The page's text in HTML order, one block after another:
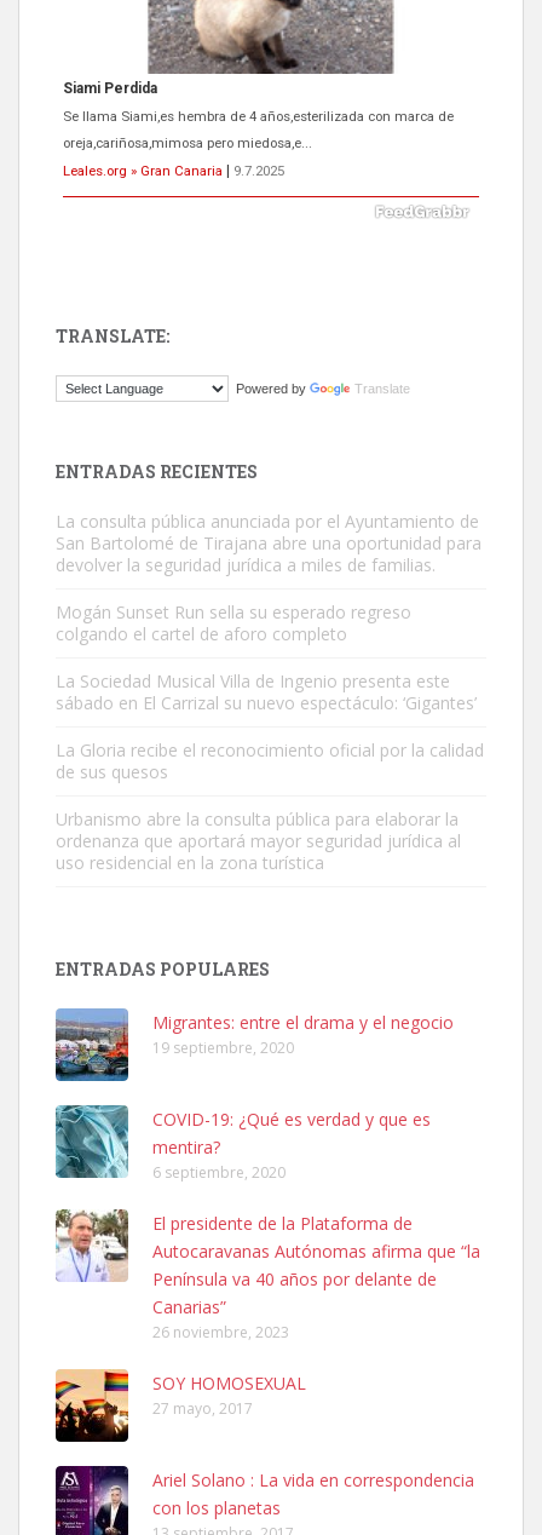
Siami Perdida
Se llama Siami,es hembra de 4 años,esterilizada con marca de
oreja,cariñosa,mimosa pero miedosa,e...
Leales.org » Gran Canaria
9.7.2025
El ayuntamiento se va a llevar a Los Gatos callejeros de la zona los
Gato manso encontrado
Este gato macho ha aparecido en la calle hace menos de un mes,
es muy manso y extremadamente cari...
Leales.org » Gran Canaria
SHIBA PERDIDO AVDA JOSE MESA Y LOPEZ
PERRO MACHO RAZA SHIBA CON MICROCHIP PERDIDO HOY
06/07/2025 ZONA MESA Y LOPEZ. ES MUY ASUSTADIZO
Leales.org » Gran Canaria
6.7.2025
Ninfa perdida
El día 5 se los perdió una ninfa papillera, asustada tiene miedo a la
TRANSLATE:
Powered by Translate
ENTRADAS RECIENTES
La consulta pública anunciada por el Ayuntamiento de
San Bartolomé de Tirajana abre una oportunidad para
devolver la seguridad jurídica a miles de familias.
Mogán Sunset Run sella su esperado regreso
colgando el cartel de aforo completo
La Sociedad Musical Villa de Ingenio presenta este
sábado en El Carrizal su nuevo espectáculo: ‘Gigantes’
La Gloria recibe el reconocimiento oficial por la calidad
de sus quesos
Urbanismo abre la consulta pública para elaborar la
ordenanza que aportará mayor seguridad jurídica al
uso residencial en la zona turística
ENTRADAS POPULARES
Migrantes: entre el drama y el negocio
19 septiembre, 2020
COVID-19: ¿Qué es verdad y que es
mentira?
6 septiembre, 2020
El presidente de la Plataforma de
Autocaravanas Autónomas afirma que “la
Península va 40 años por delante de
Canarias”
26 noviembre, 2023
SOY HOMOSEXUAL
27 mayo, 2017
Ariel Solano : La vida en correspondencia
con los planetas